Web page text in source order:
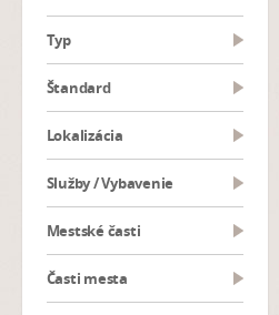
typ
Štandard
Lokalizácia
Služby / Vybavenie
Mestské časti
Časti mesta